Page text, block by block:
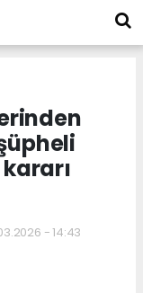
- 14:43